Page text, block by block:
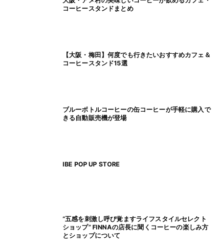
コーヒースタンドまとめ
【大阪・梅田】何度でも行きたいおすすめカフェ＆
コーヒースタンド15選
ブルーボトルコーヒーの缶コーヒーが手軽に購入で
きる自動販売機が登場
IBE POP UP STORE
”五感を刺激し呼び覚ますライフスタイルセレクト
ショップ” FINNAの店長に聞くコーヒーの楽しみ方
とショップについて